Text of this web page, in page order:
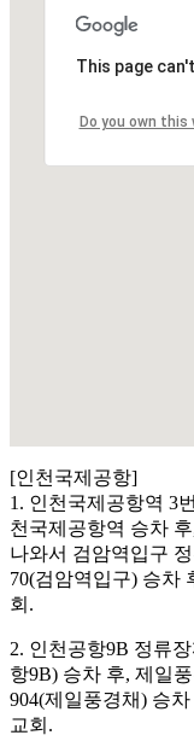
This page
Do you own this
[인천국제공항]
1. 인천국제공항역 3
천국제공항역 승차
나와서 검암역입구
70(검암역입구) 승차
회.
2. 인천공항9B 정류
항9B) 승차 후, 제일
904(제일풍경채) 승
교회.